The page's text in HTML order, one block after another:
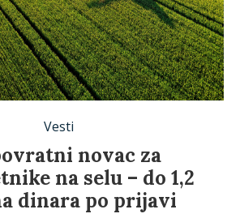
oticki
Vesti
novac za
na selu – do 1,2
dinara po prijavi